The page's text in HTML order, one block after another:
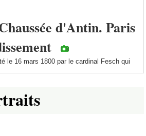
d'Antin. Paris
le 16 mars 1800 par le cardinal Fesch qui